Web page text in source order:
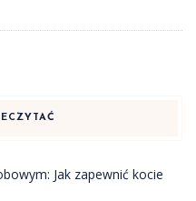
Jak zapewnić kocie